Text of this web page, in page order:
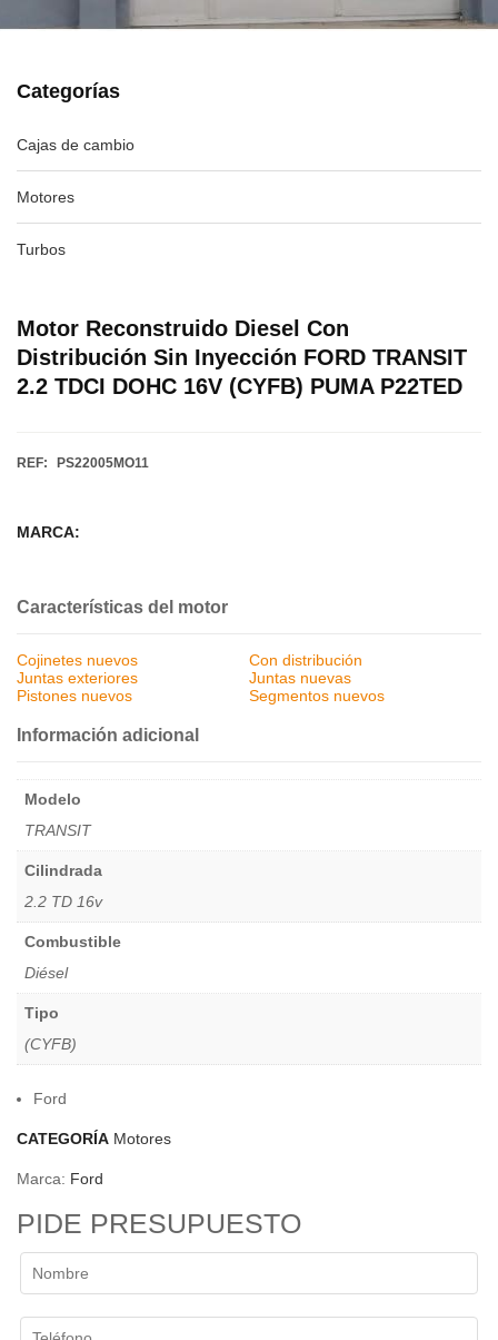
Categorías
Cajas de cambio
Motores
Turbos
Motor Reconstruido Diesel Con
Distribución Sin Inyección FORD TRANSIT
2.2 TDCI DOHC 16V (CYFB) PUMA P22TED
REF: PS22005MO11
MARCA:
Características del motor
Cojinetes nuevos
Con distribución
Juntas exteriores
Juntas nuevas
Pistones nuevos
Segmentos nuevos
Información adicional
Modelo
TRANSIT
Cilindrada
2.2 TD 16v
Combustible
Diésel
Tipo
(CYFB)
Ford
CATEGORÍA Motores
Marca: Ford
PIDE PRESUPUESTO